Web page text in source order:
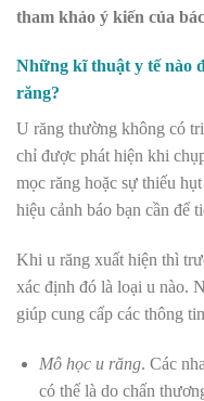
tham khảo ý kiến của
Những kĩ thuật y tế nào
răng?
U răng thường không có
chỉ được phát hiện khi
mọc răng hoặc sự thiếu
hiệu cảnh báo bạn cần để
Khi u răng xuất hiện thì
xác định đó là loại u nào.
giúp cung cấp các thông
Mô học u răng. Các
có thể là do chấn